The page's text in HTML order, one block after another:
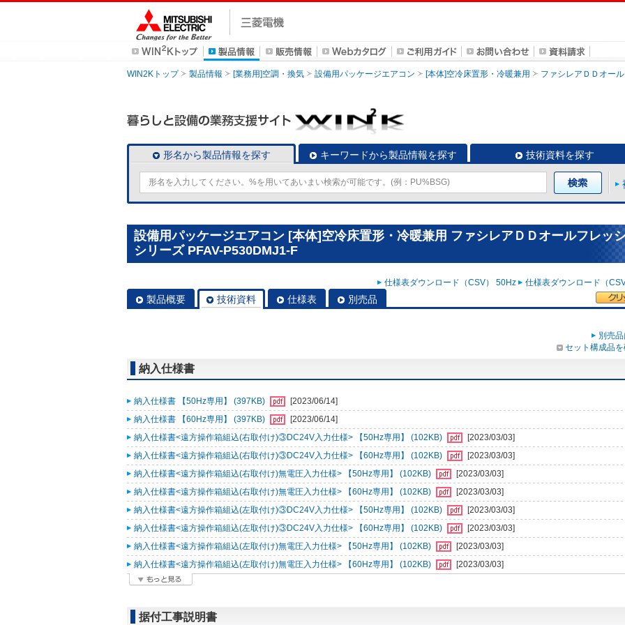
WIN2Kトップ 製品情報 [業務用]空調・換気 設備用パッケージエアコン [本体]空冷床置形・冷暖兼用 ファシレアＤＤオー
形名から製品情報を探す キーワードから製品情報を探す 技術資料を探す
設備用パッケージエアコン [本体]空冷床置形・冷暖兼用 ファシレアＤＤオールフレッ
シリーズ PFAV-P530DMJ1-F
仕様表ダウンロード（CSV） 50Hz 仕様表ダウンロード（
製品概要 技術資料 仕様表 別売品
別売
セット構成品
納入仕様書
納入仕様書 【50Hz専用】 (397KB)
[2023/06/14]
納入仕様書 【60Hz専用】 (397KB)
[2023/06/14]
納入仕様書<遠方操作箱組込(右取付け)③DC24V入力仕様> 【50Hz専用】 (102KB)
[2023/03/03]
納入仕様書<遠方操作箱組込(右取付け)③DC24V入力仕様> 【60Hz専用】 (102KB)
[2023/03/03]
納入仕様書<遠方操作箱組込(右取付け)無電圧入力仕様> 【50Hz専用】 (102KB)
[2023/03/03]
納入仕様書<遠方操作箱組込(右取付け)無電圧入力仕様> 【60Hz専用】 (102KB)
[2023/03/03]
納入仕様書<遠方操作箱組込(左取付け)③DC24V入力仕様> 【50Hz専用】 (102KB)
[2023/03/03]
納入仕様書<遠方操作箱組込(左取付け)③DC24V入力仕様> 【60Hz専用】 (102KB)
[2023/03/03]
納入仕様書<遠方操作箱組込(左取付け)無電圧入力仕様> 【50Hz専用】 (102KB)
[2023/03/03]
納入仕様書<遠方操作箱組込(左取付け)無電圧入力仕様> 【60Hz専用】 (102KB)
[2023/03/03]
据付工事説明書